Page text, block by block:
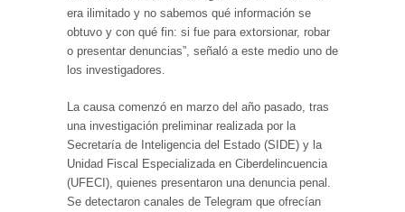
era ilimitado y no sabemos qué información se
obtuvo y con qué fin: si fue para extorsionar, robar
o presentar denuncias”, señaló a este medio uno de
los investigadores.
La causa comenzó en marzo del año pasado, tras
una investigación preliminar realizada por la
Secretaría de Inteligencia del Estado (SIDE) y la
Unidad Fiscal Especializada en Ciberdelincuencia
(UFECI), quienes presentaron una denuncia penal.
Se detectaron canales de Telegram que ofrecían